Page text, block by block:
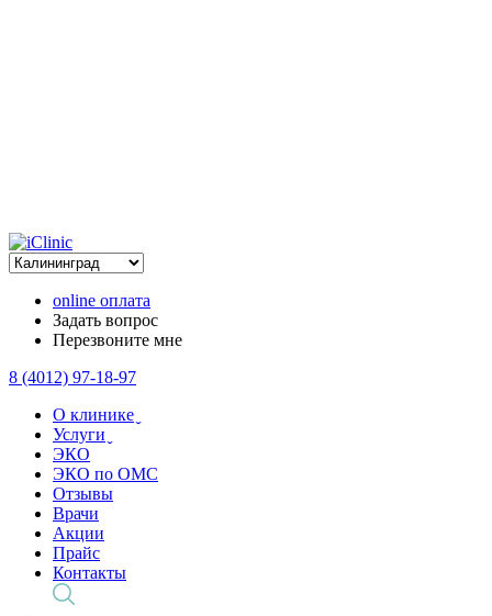
online оплата
Задать вопрос
Перезвоните мне
8 (4012) 97-18-97
О клинике ̬
Услуги ̬
ЭКО
ЭКО по ОМС
Отзывы
Врачи
Акции
Прайс
Контакты